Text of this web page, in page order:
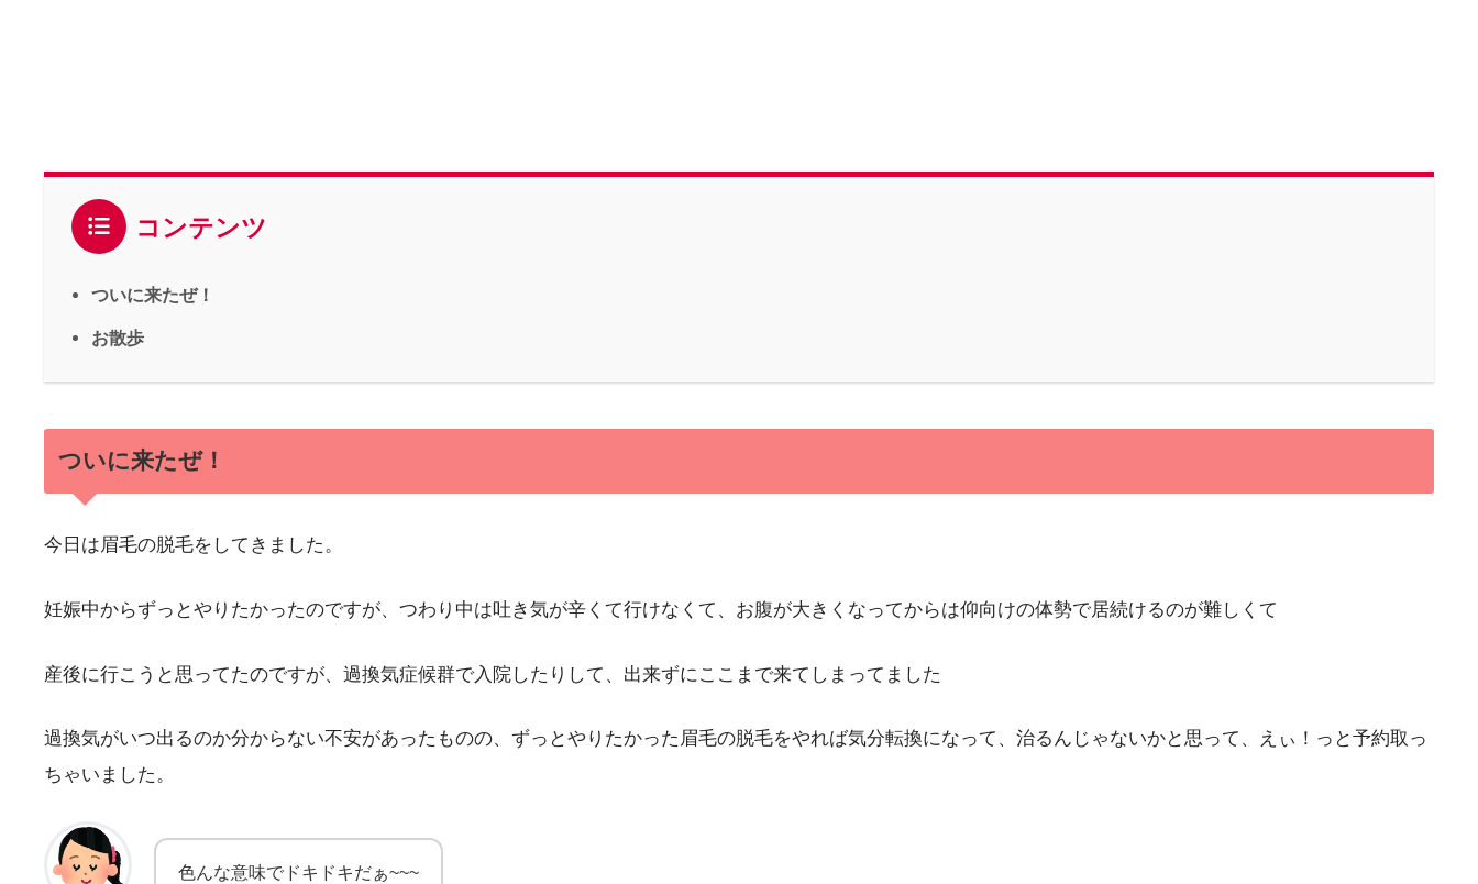
コンテンツ
ついに来たぜ！
お散歩
ついに来たぜ！
今日は眉毛の脱毛をしてきました。
妊娠中からずっとやりたかったのですが、つわり中は吐き気が辛くて行けなくて、お腹が大きくなってからは仰向けの体勢で居続けるのが難しくて
産後に行こうと思ってたのですが、過換気症候群で入院したりして、出来ずにここまで来てしまってました
過換気がいつ出るのか分からない不安があったものの、ずっとやりたかった眉毛の脱毛をやれば気分転換になって、治るんじゃないかと思って、えぃ！っと予約取っ
ちゃいました。
色んな意味でドキドキだぁ~~~